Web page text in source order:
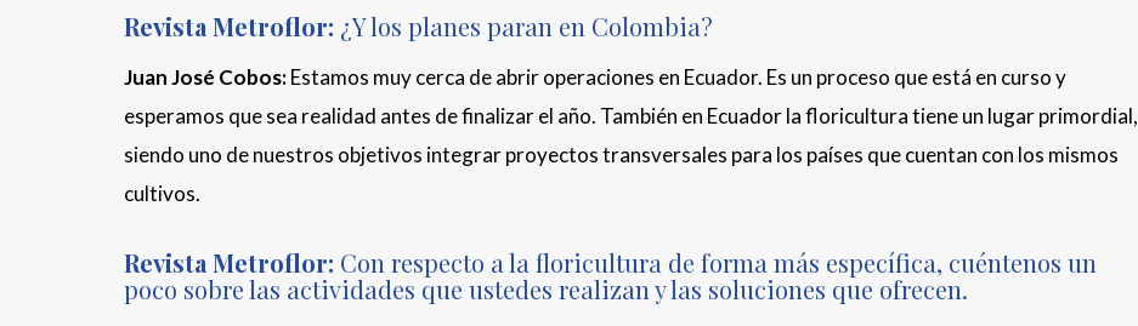
Revista Metroflor: ¿Y los planes paran en Colombia?
Juan José Cobos:Estamos muy cerca de abrir operaciones en Ecuador. Es un proceso que está en curso y
esperamos que sea realidad antes de finalizar el año. También en Ecuador la floricultura tiene un lugar primordial,
siendo uno de nuestros objetivos integrar proyectos transversales para los países que cuentan con los mismos
cultivos.
Revista Metroflor: Con respecto a la floricultura de forma más específica, cuéntenos un
poco sobre las actividades que ustedes realizan y las soluciones que ofrecen.